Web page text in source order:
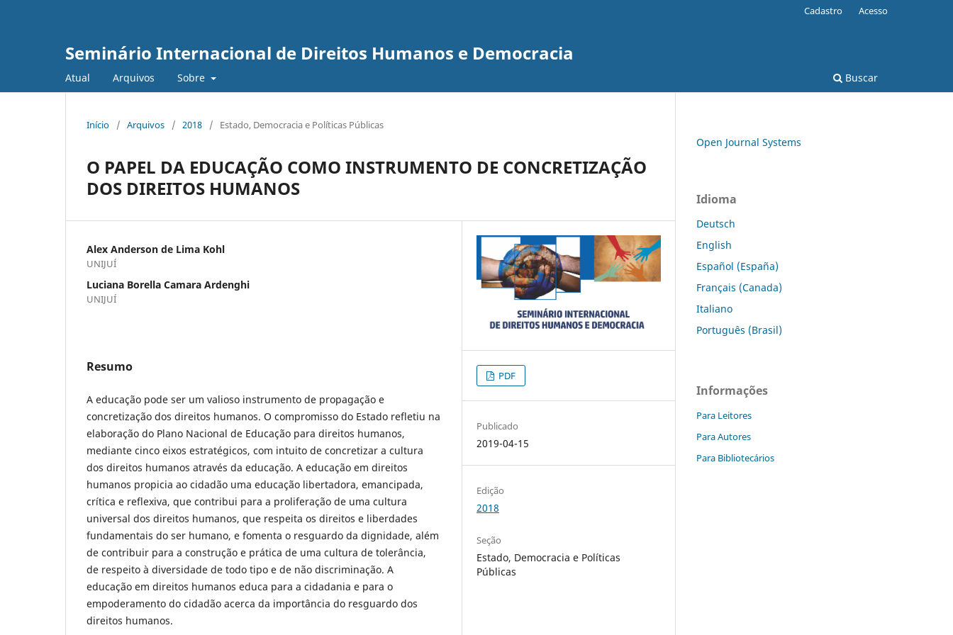
Seminário Internacional de Direitos Humanos e Democracia
Atual Arquivos Sobre Buscar
Cadastro Acesso
Início / Arquivos / 2018 / Estado, Democracia e Políticas Públicas
O PAPEL DA EDUCAÇÃO COMO INSTRUMENTO DE CONCRETIZAÇÃO
DOS DIREITOS HUMANOS
Alex Anderson de Lima Kohl
UNIJUÍ
Luciana Borella Camara Ardenghi
UNIJUÍ
Resumo
A educação pode ser um valioso instrumento de propagação e
concretização dos direitos humanos. O compromisso do Estado refletiu na
elaboração do Plano Nacional de Educação para direitos humanos,
mediante cinco eixos estratégicos, com intuito de concretizar a cultura
dos direitos humanos através da educação. A educação em direitos
humanos propicia ao cidadão uma educação libertadora, emancipada,
crítica e reflexiva, que contribui para a proliferação de uma cultura
universal dos direitos humanos, que respeita os direitos e liberdades
fundamentais do ser humano, e fomenta o resguardo da dignidade, além
de contribuir para a construção e prática de uma cultura de tolerância,
de respeito à diversidade de todo tipo e de não discriminação. A
educação em direitos humanos educa para a cidadania e para o
empoderamento do cidadão acerca da importância do resguardo dos
direitos humanos.
PDF
Publicado
2019-04-15
Edição
2018
Seção
Estado, Democracia e Políticas
Públicas
Open Journal Systems
Idioma
Deutsch
English
Español (España)
Français (Canada)
Italiano
Português (Brasil)
Informações
Para Leitores
Para Autores
Para Bibliotecários